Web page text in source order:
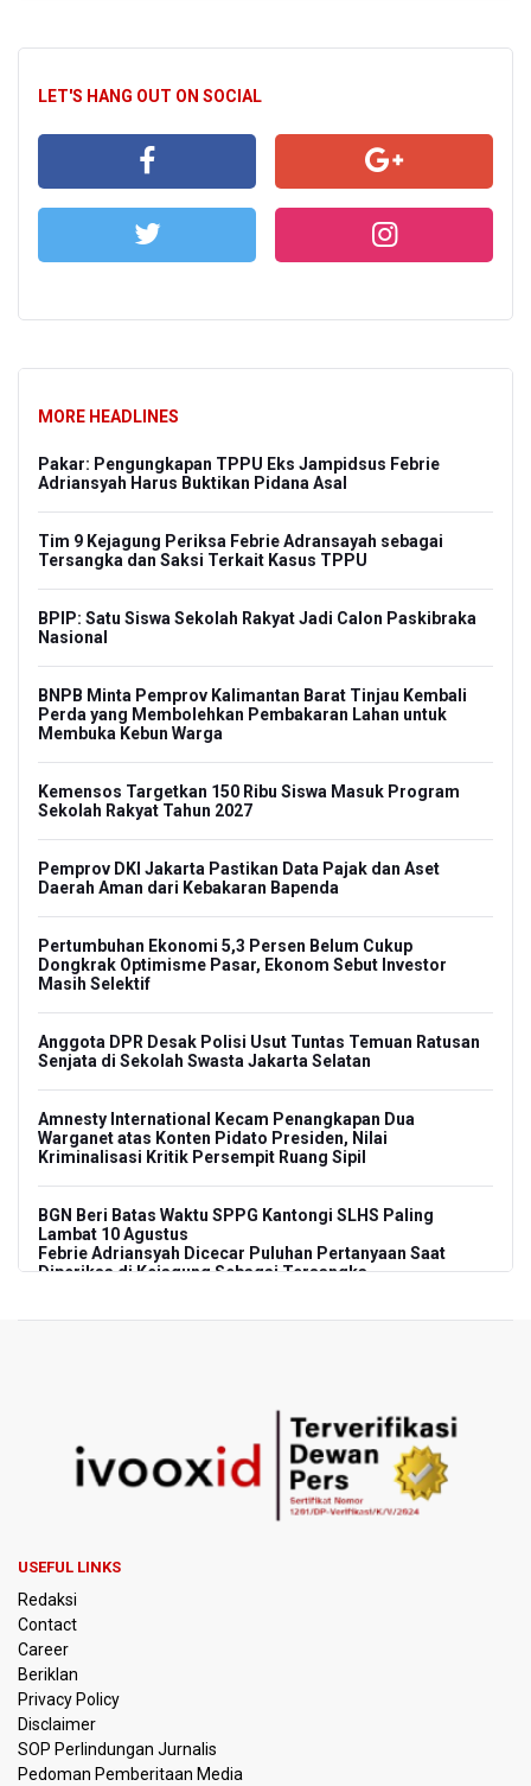
LET'S HANG OUT ON SOCIAL
MORE HEADLINES
Pakar: Pengungkapan TPPU Eks Jampidsus Febrie
Adriansyah Harus Buktikan Pidana Asal
Tim 9 Kejagung Periksa Febrie Adransayah sebagai
Tersangka dan Saksi Terkait Kasus TPPU
BPIP: Satu Siswa Sekolah Rakyat Jadi Calon Paskibraka
Nasional
BNPB Minta Pemprov Kalimantan Barat Tinjau Kembali
Perda yang Membolehkan Pembakaran Lahan untuk
Membuka Kebun Warga
Kemensos Targetkan 150 Ribu Siswa Masuk Program
Sekolah Rakyat Tahun 2027
Pemprov DKI Jakarta Pastikan Data Pajak dan Aset
Daerah Aman dari Kebakaran Bapenda
Pertumbuhan Ekonomi 5,3 Persen Belum Cukup
Dongkrak Optimisme Pasar, Ekonom Sebut Investor
Masih Selektif
Anggota DPR Desak Polisi Usut Tuntas Temuan Ratusan
Senjata di Sekolah Swasta Jakarta Selatan
Amnesty International Kecam Penangkapan Dua
Warganet atas Konten Pidato Presiden, Nilai
Kriminalisasi Kritik Persempit Ruang Sipil
BGN Beri Batas Waktu SPPG Kantongi SLHS Paling
Lambat 10 Agustus
Febrie Adriansyah Dicecar Puluhan Pertanyaan Saat
Diperiksa di Kejagung Sebagai Tersangka
SEA V Cup 2026: Timnas Voli Putri Indonesia Menang
Lawan Vietnam 3-2
Kebakaran Landa Gedung Bapenda DKI Jakarta
PSSI Evaluasi TImnas Indonesia Setelah Gagal Tembus
Ditahan Imbang Singapura 1-1
Pemerintah Matangkan Rencana Pembaruan Buku Ajar
Nasional
USEFUL LINKS
Redaksi
Contact
Career
Beriklan
Privacy Policy
Disclaimer
SOP Perlindungan Jurnalis
Pedoman Pemberitaan Media